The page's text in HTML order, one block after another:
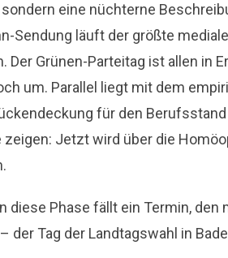
eine nüchterne
Sendung läuft der größte
Der Grünen-Parteitag ist allen in
um. Parallel liegt mit dem
für den
zeigen: Jetzt wird über die
diese Phase fällt ein Termin,
– der Tag der Landtagswahl in